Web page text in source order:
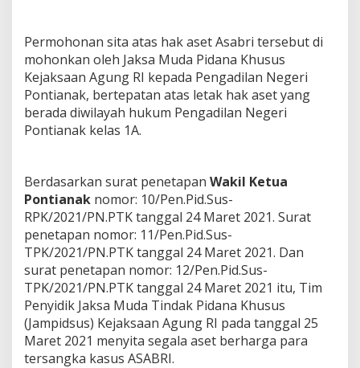
Permohonan sita atas hak aset Asabri tersebut di
mohonkan oleh Jaksa Muda Pidana Khusus
Kejaksaan Agung RI kepada Pengadilan Negeri
Pontianak, bertepatan atas letak hak aset yang
berada diwilayah hukum Pengadilan Negeri
Pontianak kelas 1A.
Berdasarkan surat penetapan Wakil Ketua
Pontianak nomor: 10/Pen.Pid.Sus-
RPK/2021/PN.PTK tanggal 24 Maret 2021. Surat
penetapan nomor: 11/Pen.Pid.Sus-
TPK/2021/PN.PTK tanggal 24 Maret 2021. Dan
surat penetapan nomor: 12/Pen.Pid.Sus-
TPK/2021/PN.PTK tanggal 24 Maret 2021 itu, Tim
Penyidik Jaksa Muda Tindak Pidana Khusus
(Jampidsus) Kejaksaan Agung RI pada tanggal 25
Maret 2021 menyita segala aset berharga para
tersangka kasus ASABRI.